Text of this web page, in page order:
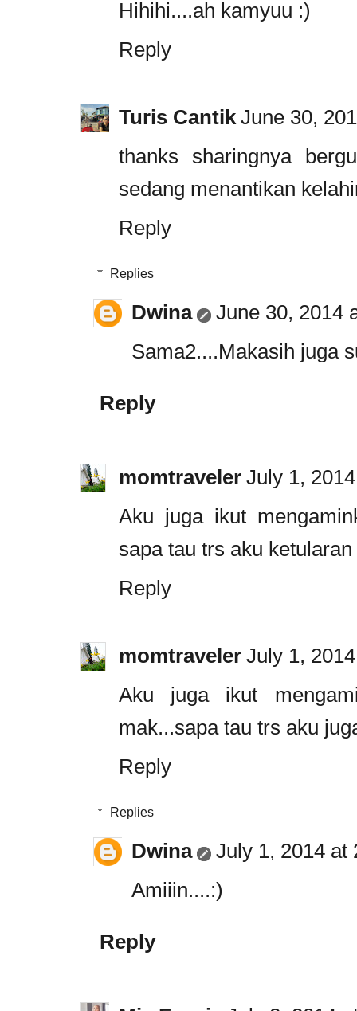
Hihihi....ah kamyuu :)
Reply
Turis Cantik June 30,
thanks sharingnya
sedang menantikan
Reply
Replies
Dwina
June 30, 2014
Sama2....Makasih juga
Reply
momtraveler July 1,
Aku juga ikut
sapa tau trs aku
Reply
momtraveler July 1,
Aku juga ikut
mak...sapa tau trs aku
Reply
Replies
Dwina
July 1, 2014 at
Amiiin....:)
Reply